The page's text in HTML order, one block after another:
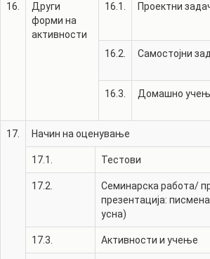
16.
Други
форми на
активности
16.1. Проектни
16.2. Самостојни
16.3. Домашно
17. Начин на оценување
17.1. Тестови
17.2.
Семинарска работа/
презентација:
усна)
17.3. Активности и учење